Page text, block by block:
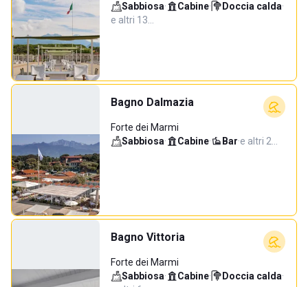
Sabbiosa· Cabine· Doccia calda·
e altri 13…
Bagno Dalmazia
Forte dei Marmi
Sabbiosa· Cabine· Bar·e altri 2…
Bagno Vittoria
Forte dei Marmi
Sabbiosa· Cabine· Doccia calda·